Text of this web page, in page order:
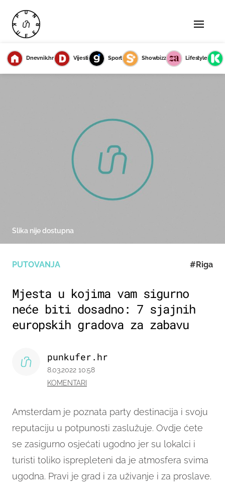
Dnevnik.hr Vijesti Sport Showbizz Lifestyle
PUTOVANJA #Riga
Mjesta u kojima vam sigurno
neće biti dosadno: 7 sjajnih
europskih gradova za zabavu
Amsterdam je poznata party destinacija i svoju
reputaciju u potpunosti zaslužuje. Ovdje ćete
se zasigurno osjećati ugodno jer su lokalci i
turisti toliko isprepleteni da je atmosfera svima
ugodna. Pravi je grad i za uživanje i za proslave.
punkufer.hr
8.03.2022 10:58
KOMENTARI
Slika nije dostupna